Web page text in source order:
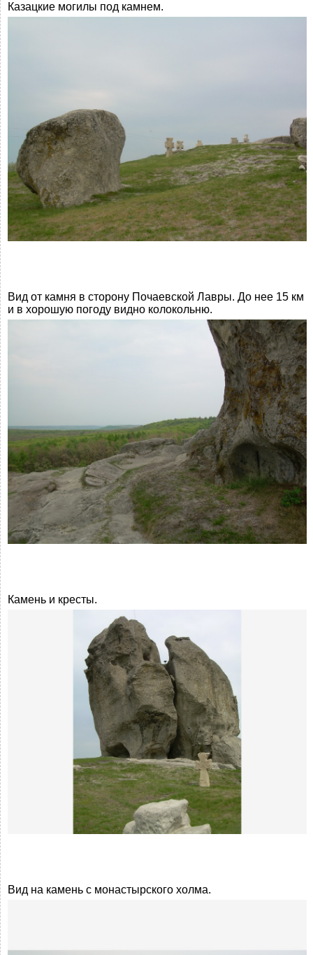
Казацкие могилы под камнем.
Вид от камня в сторону Почаевской Лавры. До нее 15 км
и в хорошую погоду видно колокольню.
Камень и кресты.
Вид на камень с монастырского холма.